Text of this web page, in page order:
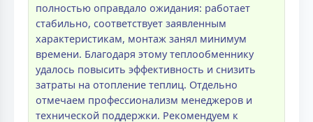
полностью оправдало ожидания: работает
стабильно, соответствует заявленным
характеристикам, монтаж занял минимум
времени. Благодаря этому теплообменнику
удалось повысить эффективность и снизить
затраты на отопление теплиц. Отдельно
отмечаем профессионализм менеджеров и
технической поддержки. Рекомендуем к